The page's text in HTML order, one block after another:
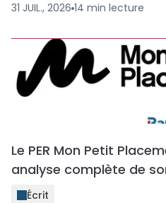
31 JUIL., 2026 14 min lecture
Le PER Mon Petit
analyse complète de
Écrit